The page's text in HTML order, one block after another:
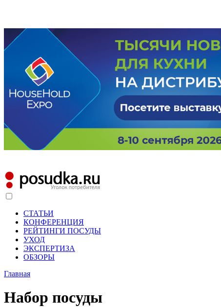
СТАТЬИ
КОНФЕРЕНЦИЯ
РЕЙТИНГИ ПОСУДЫ
УХОД
ЭКСПЕРТИЗА
ОБЗОРЫ
Главная
Набор посуды